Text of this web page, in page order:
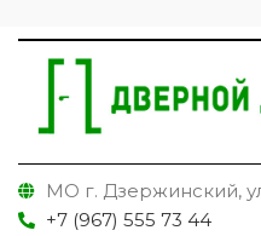
МО г. Дзержинский,
+7 (967) 555 73 44